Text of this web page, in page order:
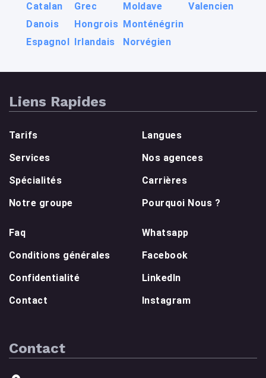
Catalan
Danois
Espagnol
Grec
Hongrois
Irlandais
Moldave
Monténégrin
Norvégien
Valencien
Liens Rapides
Tarifs
Services
Spécialités
Notre groupe
Langues
Nos agences
Carrières
Pourquoi Nous ?
Faq
Conditions générales
Confidentialité
Contact
Whatsapp
Facebook
LinkedIn
Instagram
Contact